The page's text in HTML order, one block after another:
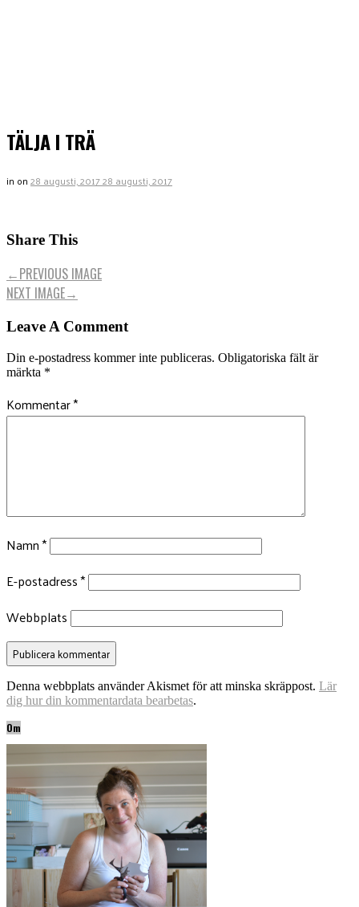
TÄLJA I TRÄ
in on28 augusti, 201728 augusti, 2017
Share This
←PREVIOUS IMAGE
NEXT IMAGE→
Leave A Comment
Din e-postadress kommer inte publiceras. Obligatoriska fält är
märkta *
Kommentar*
Namn*
E-postadress*
Webbplats
Denna webbplats använder Akismet för att minska skräppost. Lär
dig hur din kommentardata bearbetas.
Om